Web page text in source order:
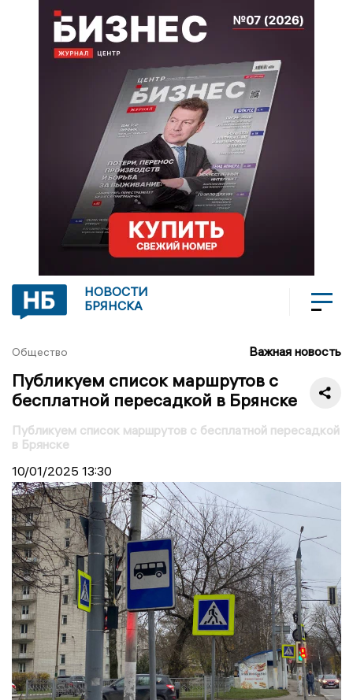
НОВОСТИ
БРЯНСКА
Общество Важная новость
Публикуем список маршрутов с
бесплатной пересадкой в Брянске
Публикуем список маршрутов с бесплатной пересадкой
в Брянске
10/01/2025 13:30